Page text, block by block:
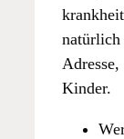
natürlich
Kinder.